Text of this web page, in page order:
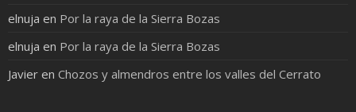
elnuja en Por la raya de la Sierra Bozas
elnuja en Por la raya de la Sierra Bozas
Javier en Chozos y almendros entre los valles del Cerrato